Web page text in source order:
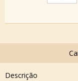
Descrição